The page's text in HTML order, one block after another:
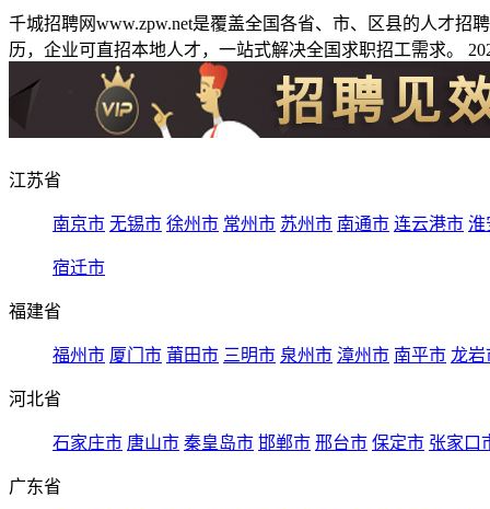
千城招聘网www.zpw.net是覆盖全国各省、市、区县的人才
历，企业可直招本地人才，一站式解决全国求职招工需求。
江苏省
南京市 无锡市 徐州市 常州市 苏州市 南通市 连云港市 淮
宿迁市
福建省
福州市 厦门市 莆田市 三明市 泉州市 漳州市 南平市 龙岩
河北省
石家庄市 唐山市 秦皇岛市 邯郸市 邢台市 保定市 张家口
广东省